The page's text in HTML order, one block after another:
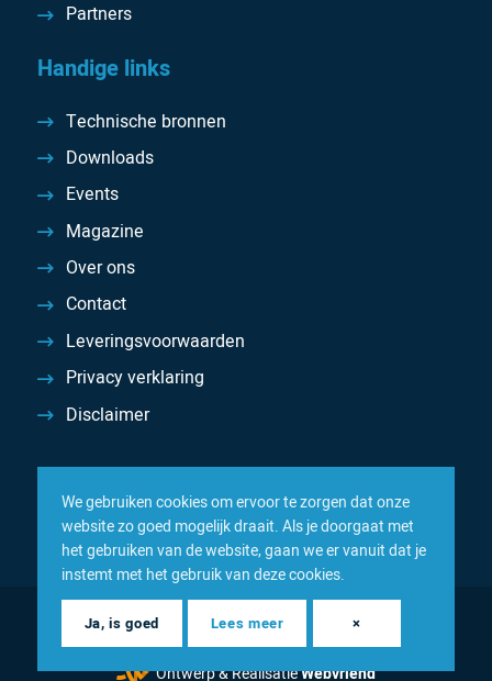
Partners
Handige links
Technische bronnen
Downloads
Events
Magazine
Over ons
Contact
Leveringsvoorwaarden
Privacy verklaring
Disclaimer
© 2026 Inacom — Sterk in spareparts, consumables en
componenten
Ontwerp & RealisatieWebvriend
We gebruiken cookies om ervoor te zorgen dat onze
website zo goed mogelijk draait. Als je doorgaat met
het gebruiken van de website, gaan we er vanuit dat je
instemt met het gebruik van deze cookies.
Ja, is goed Lees meer ×